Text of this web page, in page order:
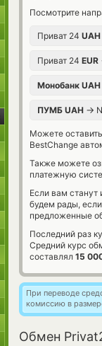
Посмотрите
Приват 24 UAH
Приват 24 EUR
Монобанк UAH
ПУМБ UAH →
Можете
BestChange
Также можете
платежную
Если вам
будем рады,
предложенные
Последний раз
Средний курс
составлял 15
При переводе
комиссию в
Обмен